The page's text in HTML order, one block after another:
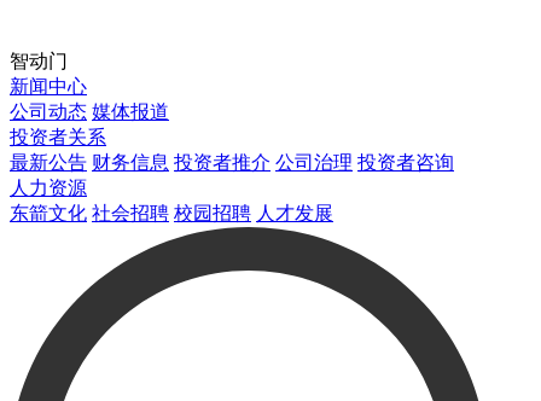
智动门
新闻中心
公司动态 媒体报道
投资者关系
最新公告 财务信息 投资者推介 公司治理 投资者咨询
人力资源
东箭文化 社会招聘 校园招聘 人才发展